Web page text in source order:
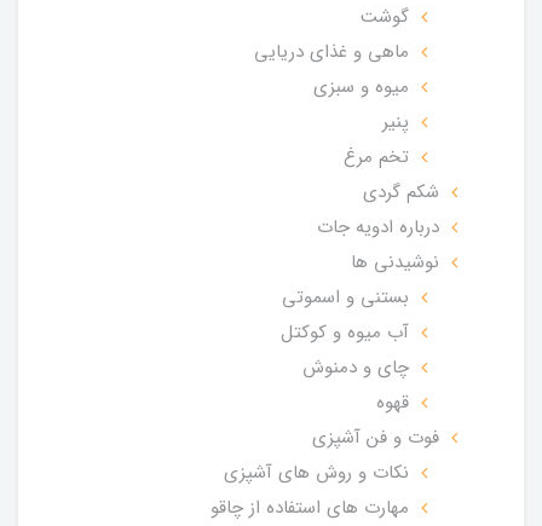
گوشت
ماهی و غذای دریایی
میوه و سبزی
پنیر
تخم مرغ
شکم گردی
درباره ادویه جات
نوشیدنی ها
بستنی و اسموتی
آب میوه و کوکتل
چای و دمنوش
قهوه
فوت و فن آشپزی
نکات و روش های آشپزی
مهارت های استفاده از چاقو